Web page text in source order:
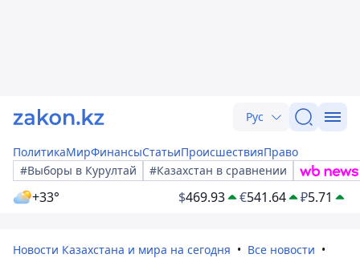
Рус
ПолитикаМирФинансыСтатьиПроисшествияПраво
#Выборы в Курултай
#Казахстан в сравнении
+33° $469.93 €541.64 ₽5.71
Новости Казахстана и мира на сегодня
Все новости